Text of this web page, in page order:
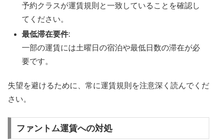
予約クラスが運賃規則と一致していることを確認し
てください。
最低滞在要件:
一部の運賃には土曜日の宿泊や最低日数の滞在が必
要です。
失望を避けるために、常に運賃規則を注意深く読んでくだ
さい。
ファントム運賃への対処